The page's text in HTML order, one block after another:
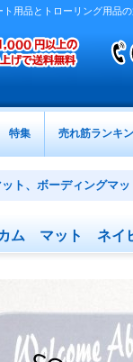
用品とトローリング用品
特集 売れ筋ランキ
ト、ボーディングマッ
ム マット ネイ